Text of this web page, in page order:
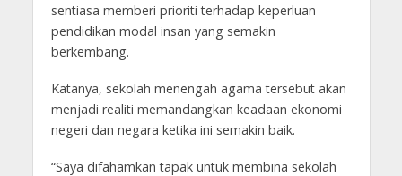
sentiasa memberi prioriti terhadap keperluan
pendidikan modal insan yang semakin
berkembang.
Katanya, sekolah menengah agama tersebut akan
menjadi realiti memandangkan keadaan ekonomi
negeri dan negara ketika ini semakin baik.
“Saya difahamkan tapak untuk membina sekolah